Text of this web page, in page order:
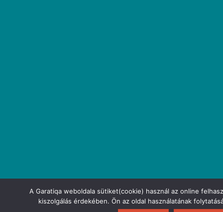
A Garatiqa weboldala sütiket(cookie) használ az online
kiszolgálás érdekében. Ön az oldal használatának